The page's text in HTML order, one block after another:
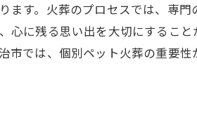
ます。火葬のプロセスでは、専門
心に残る思い出を大切にすること
市では、個別ペット火葬の重要性